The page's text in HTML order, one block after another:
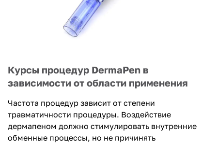
Курсы процедур DermaPen в
зависимости от области применения
Частота процедур зависит от степени
травматичности процедуры. Воздействие
дермапеном должно стимулировать внутренние
обменные процессы, но не причинять